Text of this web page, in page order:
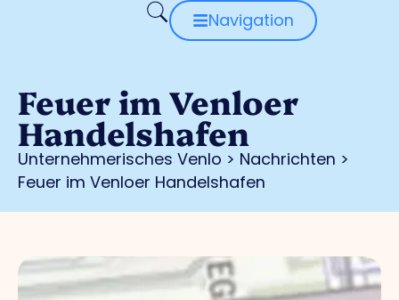
Navigation
Feuer im Venloer
Handelshafen
Unternehmerisches Venlo > Nachrichten >
Feuer im Venloer Handelshafen